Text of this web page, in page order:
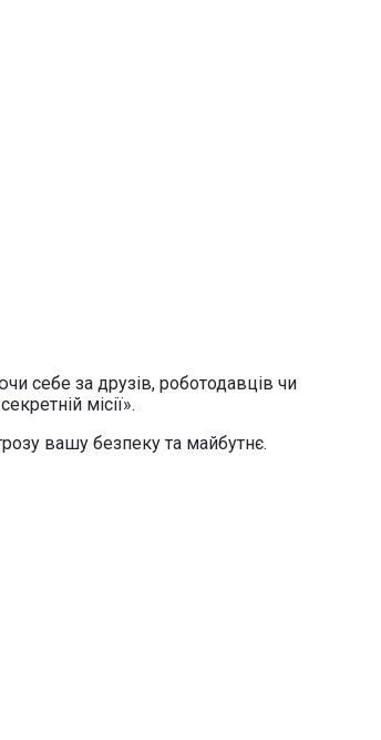
себе за друзів, роботодавців чи
місії».
вашу безпеку та майбутнє.